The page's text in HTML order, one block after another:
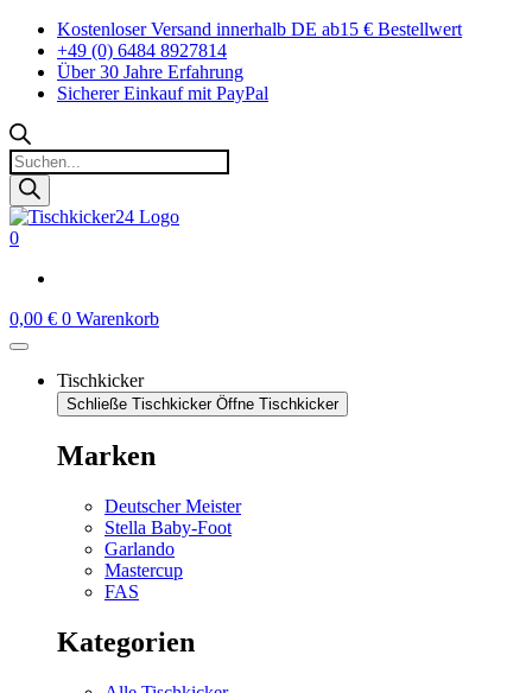
Zum
Inhalt
springen
Kostenloser Versand innerhalb DE ab15 € Bestellwert
+49 (0) 6484 8927814
Über 30 Jahre Erfahrung
Sicherer Einkauf mit PayPal
Products
search
0
0,00 € 0 Warenkorb
Tischkicker
Schließe Tischkicker Öffne Tischkicker
Marken
Deutscher Meister
Stella Baby-Foot
Garlando
Mastercup
FAS
Kategorien